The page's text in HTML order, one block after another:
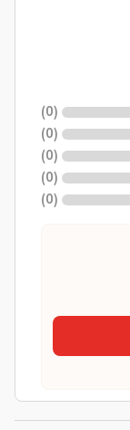
(
0
)
(
0
)
(
0
)
(
0
)
(
0
)